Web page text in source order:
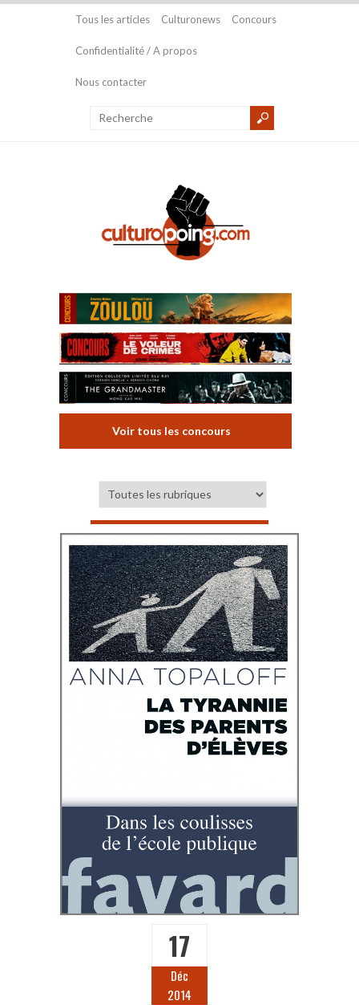
Tous les articles Culturonews Concours
Confidentialité / A propos
Nous contacter
Voir tous les concours
17
Déc
2014